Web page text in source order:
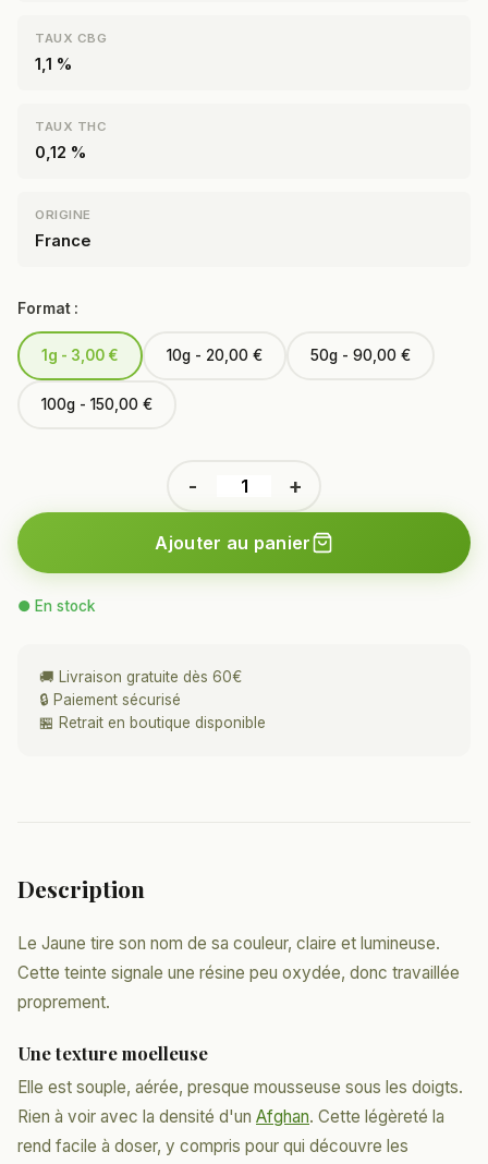
TAUX CBG
1,1 %
TAUX THC
0,12 %
ORIGINE
France
Format :
1g - 3,00 € 10g - 20,00 € 50g - 90,00 €
100g - 150,00 €
- +
Ajouter au panier
● En stock
🚚 Livraison gratuite dès 60€
🔒 Paiement sécurisé
🏪 Retrait en boutique disponible
Description
Le Jaune tire son nom de sa couleur, claire et lumineuse.
Cette teinte signale une résine peu oxydée, donc travaillée
proprement.
Une texture moelleuse
Elle est souple, aérée, presque mousseuse sous les doigts.
Rien à voir avec la densité d'un Afghan. Cette légèreté la
rend facile à doser, y compris pour qui découvre les